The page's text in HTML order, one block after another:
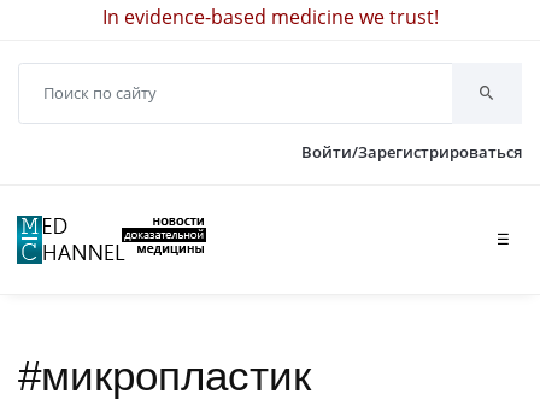
In evidence-based medicine we trust!
Войти/Зарегистрироваться
☰
#микропластик